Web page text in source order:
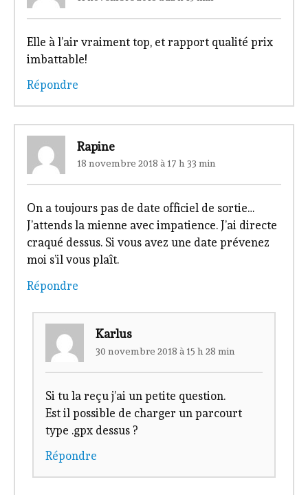
Elle à l’air vraiment top, et rapport qualité prix
imbattable!
Répondre
Rapine
18 novembre 2018 à 17 h 33 min
On a toujours pas de date officiel de sortie…
J’attends la mienne avec impatience. J’ai directe
craqué dessus. Si vous avez une date prévenez
moi s’il vous plaît.
Répondre
Karlus
30 novembre 2018 à 15 h 28 min
Si tu la reçu j’ai un petite question.
Est il possible de charger un parcourt
type .gpx dessus ?
Répondre